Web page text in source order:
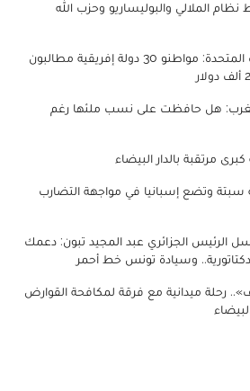
الملالي والبوليساريو وحزب الله
تأشيرة الدخول للولايات المتحدة: مواطنو 30 دولة إفريقية مطالبون
هل حافظت على نسب ملئها رغم
مرتقبة بالدار البيضاء
سبتة وتضع إسبانيا في مواجهة التضارب
الرئيس الجزائري عبد المجيد تبون: دعمك
وسيادة تونس خط أحمر
رحلة ميدانية مع فرقة لمكافحة القوارض